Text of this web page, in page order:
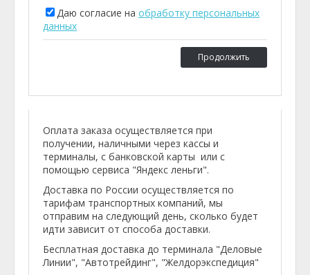
Даю согласие на обработку персональных
данных
Продолжить
Оплата заказа осуществляется при
получении, наличными через кассы и
терминалы, с банковской карты или с
помощью сервиса "Яндекс леньги".
Доставка по России осуществляется по
тарифам транспортных компаний, мы
отправим на следующий день, сколько будет
идти зависит от способа доставки.
Бесплатная доставка до терминала "Деловые
Линии", "Автотрейдинг", "Желдорэкспедиция"